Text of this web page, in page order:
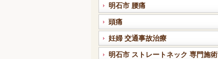
明石市 腰痛
頭痛
妊婦 交通事故治療
明石市 ストレートネック 専門施術